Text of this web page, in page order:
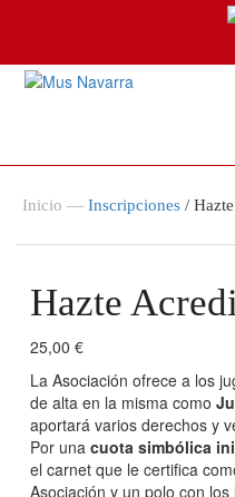
Inicio — Inscripciones /
Hazte
25,00 €
La Asociación ofrece a los
de alta en la misma como
aportará varios derechos y
Por una cuota simbólica
el carnet que le certifica
Asociación y un polo con